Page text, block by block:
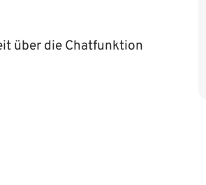
über die Chatfunktion